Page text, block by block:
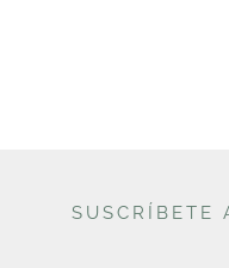
SUSCRÍBETE